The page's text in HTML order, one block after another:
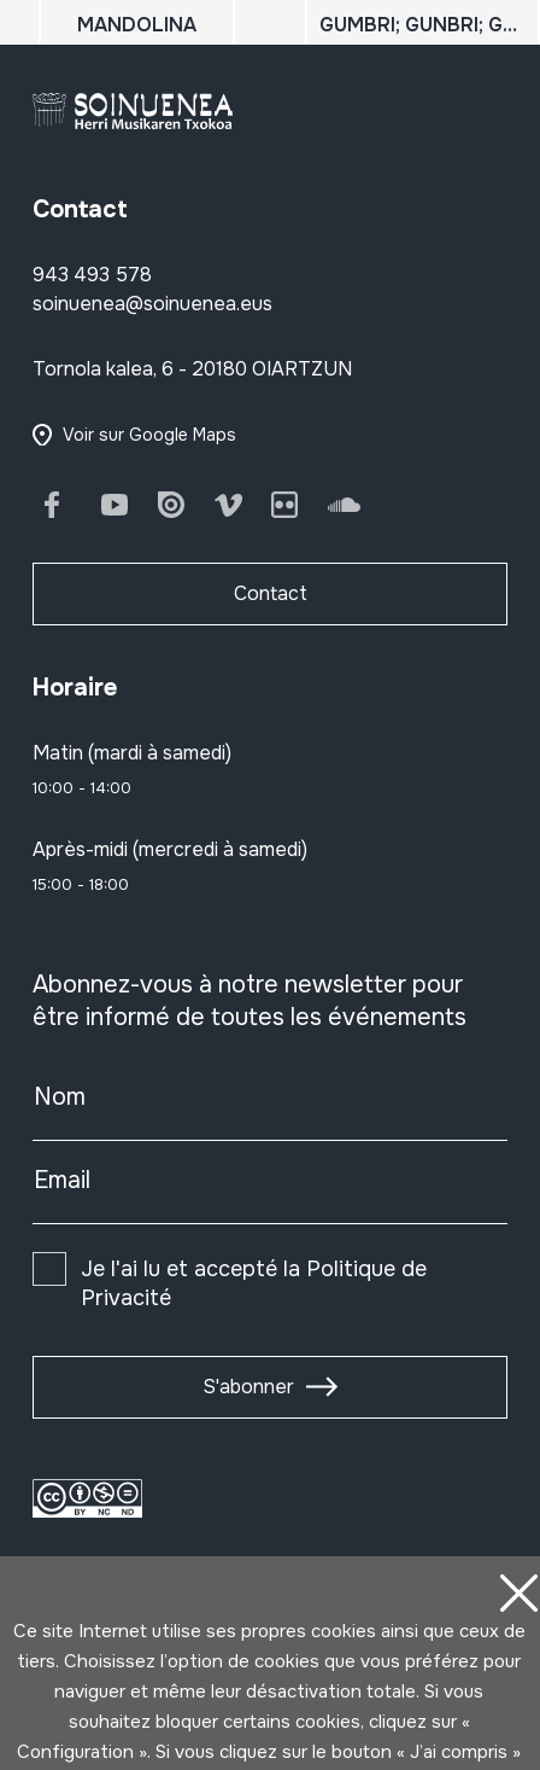
MANDOLINA GUMBRI; GUNBRI; GUINBRI
Contact
943 493 578
soinuenea@soinuenea.eus
Tornola kalea, 6 - 20180 OIARTZUN
Voir sur Google Maps
FacebookYoutube Issuu Vimeo Flickr SoundCloud
Contact
Horaire
Matin (mardi à samedi)
10:00 - 14:00
Après-midi (mercredi à samedi)
15:00 - 18:00
Abonnez-vous à notre newsletter pour
être informé de toutes les événements
Nom
Email
Je l'ai lu et accepté la Politique de
Privacité
S'abonner
Conditions d'Utilisation
Politique de Privacité
Cookies politique
Ce site Internet utilise ses propres cookies ainsi que ceux de
tiers. Choisissez l’option de cookies que vous préférez pour
naviguer et même leur désactivation totale. Si vous
souhaitez bloquer certains cookies, cliquez sur «
Configuration ». Si vous cliquez sur le bouton « J’ai compris »